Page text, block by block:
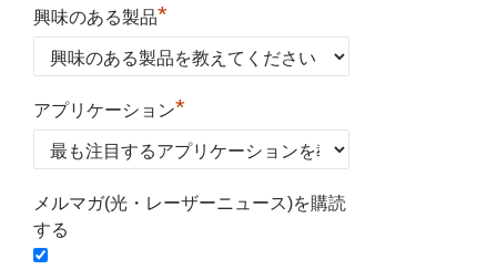
興味のある製品*
アプリケーション*
メルマガ(光・レーザーニュース)を購読
する